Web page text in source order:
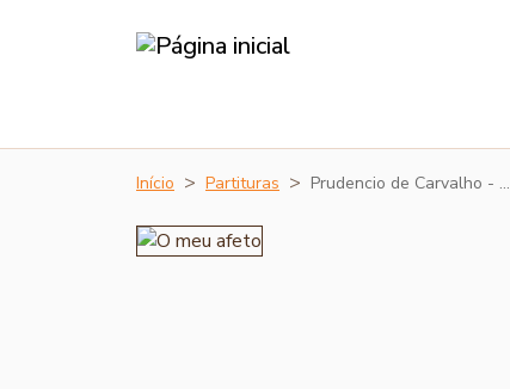
Início Partituras Prudencio de Carvalho - …